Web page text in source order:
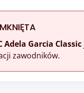
Adela Garcia Classic
zawodników.